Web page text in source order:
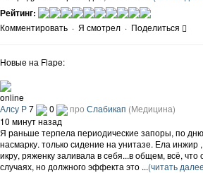
Рейтинг:
Комментировать · Я смотрел · Поделиться
Новые на Flapе:
online
Алсу Р7 0 про Слабикап (Медицина)
10 минут назад
Я раньше терпела периодические запоры, по
насмарку. только сидение на унитазе. Ела инжир
икру, ряженку заливала в себя...в общем, всё, что
случаях, но должного эффекта это ...(читать